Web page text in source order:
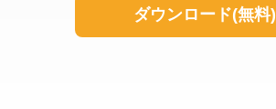
ダウンロード(無料)